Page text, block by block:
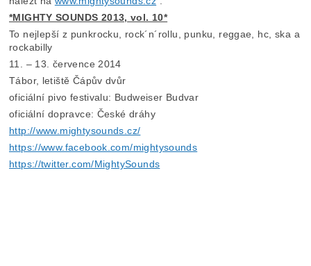
*MIGHTY SOUNDS 2013, vol. 10*
To nejlepší z punkrocku, rock´n´rollu, punku, reggae, hc, ska a
rockabilly
11. – 13. července 2014
Tábor, letiště Čápův dvůr
oficiální pivo festivalu: Budweiser Budvar
oficiální dopravce: České dráhy
http://www.mightysounds.cz/
https://www.facebook.com/mightysounds
https://twitter.com/MightySounds